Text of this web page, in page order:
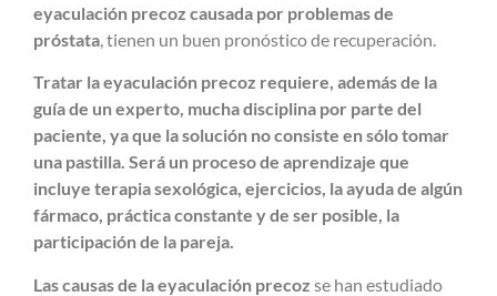
eyaculación precoz causada por problemas de
próstata, tienen un buen pronóstico de recuperación.
Tratar la eyaculación precoz requiere, además de la
guía de un experto, mucha disciplina por parte del
paciente, ya que la solución no consiste en sólo tomar
una pastilla. Será un proceso de aprendizaje que
incluye terapia sexológica, ejercicios, la ayuda de algún
fármaco, práctica constante y de ser posible, la
participación de la pareja.
Las causas de laeyaculación precoz se han estudiado